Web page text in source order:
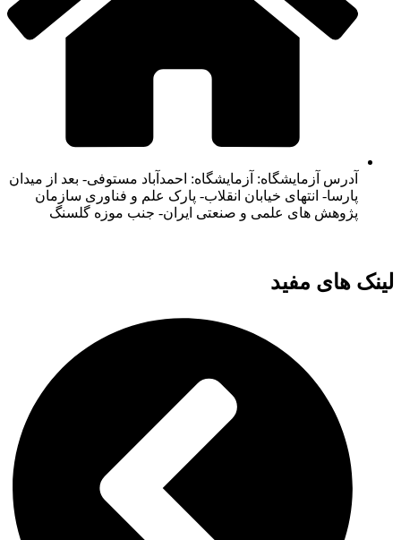
آدرس آزمایشگاه: آزمایشگاه: احمدآباد مستوفی- بعد از میدان
پارسا- انتهای خیابان انقلاب- پارک علم و فناوری سازمان
پژوهش های علمی و صنعتی ایران- جنب موزه گلسنگ
لینک های مفید